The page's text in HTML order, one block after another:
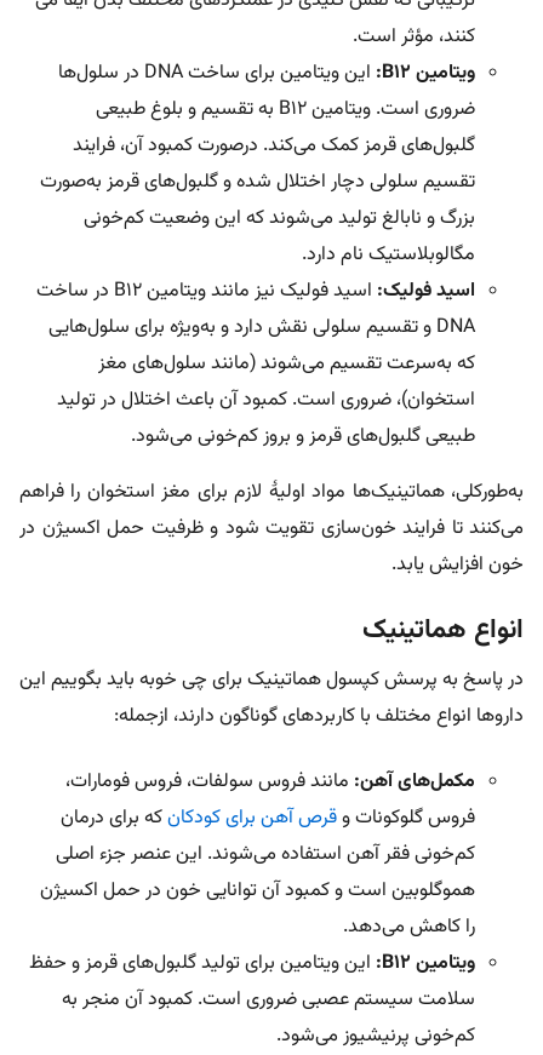
کنند، مؤثر است.
ویتامین B12:
این ویتامین برای ساخت DNA در سلول‌ها
ضروری است. ویتامین B12 به تقسیم و بلوغ طبیعی
گلبول‌های قرمز کمک می‌کند. درصورت کمبود آن، فرایند
تقسیم سلولی دچار اختلال شده و گلبول‌های قرمز به‌صورت
بزرگ و نابالغ تولید می‌شوند که این وضعیت کم‌خونی
مگالوبلاستیک نام دارد.
اسید فولیک:
اسید فولیک نیز مانند ویتامین B12 در ساخت
DNA و تقسیم سلولی نقش دارد و به‌ویژه برای سلول‌هایی
که به‌سرعت تقسیم می‌شوند (مانند سلول‌های مغز
استخوان)، ضروری است. کمبود آن باعث اختلال در تولید
طبیعی گلبول‌های قرمز و بروز کم‌خونی می‌شود.
به‌طورکلی، هماتینیک‌ها مواد اولیۀ لازم برای مغز استخوان را فراهم
می‌کنند تا فرایند خون‌سازی تقویت شود و ظرفیت حمل اکسیژن در
خون افزایش یابد.
انواع هماتینیک
در پاسخ به پرسش کپسول هماتینیک برای چی خوبه باید بگوییم این
داروها انواع مختلف با کاربردهای گوناگون دارند، ازجمله:
مکمل‌های آهن: مانند فروس سولفات، فروس فومارات،
فروس گلوکونات وقرص آهن برای کودکانکه برای درمان
کم‌خونی فقر آهن استفاده می‌شوند. این عنصر جزء اصلی
هموگلوبین است و کمبود آن توانایی خون در حمل اکسیژن
را کاهش می‌دهد.
ویتامین B12:
این ویتامین برای تولید گلبول‌های قرمز و حفظ
سلامت سیستم عصبی ضروری است. کمبود آن منجر به
کم‌خونی پرنیشیوز می‌شود.